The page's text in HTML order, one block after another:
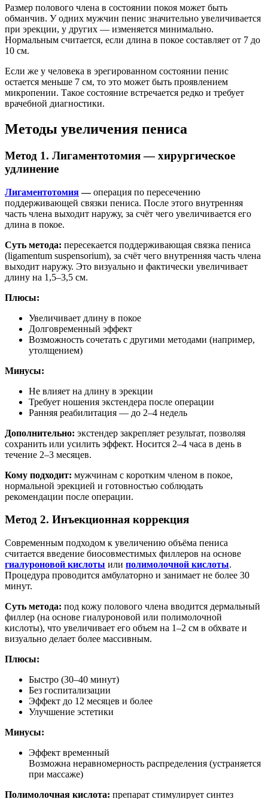
Размер полового члена в состоянии покоя может быть
обманчив. У одних мужчин пенис значительно увеличивается
при эрекции, у других — изменяется минимально.
Нормальным считается, если длина в покое составляет от 7 до
10 см.
Если же у человека в эрегированном состоянии пенис
остается меньше 7 см, то это может быть проявлением
микропении. Такое состояние встречается редко и требует
врачебной диагностики.
Методы увеличения пениса
Метод 1. Лигаментотомия — хирургическое
удлинение
Лигаментотомия—операция по пересечению
поддерживающей связки пениса. После этого внутренняя
часть члена выходит наружу, за счёт чего увеличивается его
длина в покое.
Суть метода: пересекается поддерживающая связка пениса
(ligamentum suspensorium), за счёт чего внутренняя часть члена
выходит наружу. Это визуально и фактически увеличивает
длину на 1,5–3,5 см.
Плюсы:
Увеличивает длину в покое
Долговременный эффект
Возможность сочетать с другими методами (например,
утолщением)
Минусы:
Не влияет на длину в эрекции
Требует ношения экстендера после операции
Ранняя реабилитация — до 2–4 недель
Дополнительно: экстендер закрепляет результат, позволяя
сохранить или усилить эффект. Носится 2–4 часа в день в
течение 2–3 месяцев.
Кому подходит: мужчинам с коротким членом в покое,
нормальной эрекцией и готовностью соблюдать
рекомендации после операции.
Метод 2. Инъекционная коррекция
Современным подходом к увеличению объёма пениса
считается введение биосовместимых филлеров на основе
гиалуроновой кислоты или полимолочной кислоты.
Процедура проводится амбулаторно и занимает не более 30
минут.
Суть метода: под кожу полового члена вводится дермальный
филлер (на основе гиалуроновой или полимолочной
кислоты), что увеличивает его объем на 1–2 см в обхвате и
визуально делает более массивным.
Плюсы:
Быстро (30–40 минут)
Без госпитализации
Эффект до 12 месяцев и более
Улучшение эстетики
Минусы:
Эффект временный
Возможна неравномерность распределения (устраняется
при массаже)
Полимолочная кислота: препарат стимулирует синтез